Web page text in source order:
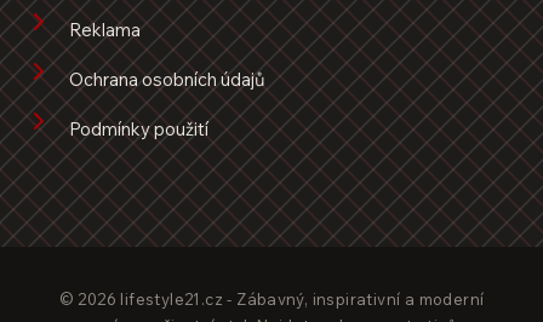
Reklama
Ochrana osobních údajů
Podmínky použití
© 2026 lifestyle21.cz - Zábavný, inspirativní a moderní